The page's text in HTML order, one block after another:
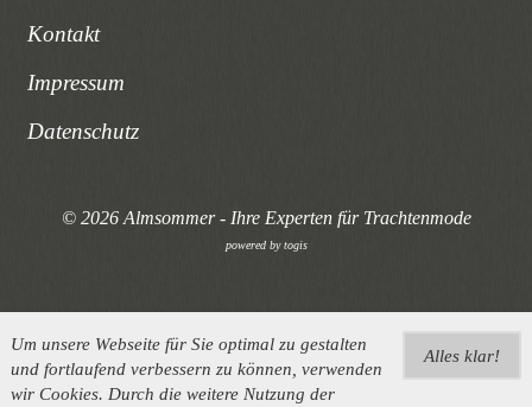
Kontakt
Impressum
Datenschutz
© 2026 Almsommer - Ihre Experten für Trachtenmode
powered bytogis
Alles klar!
Um unsere Webseite für Sie optimal zu gestalten
und fortlaufend verbessern zu können, verwenden
wir Cookies. Durch die weitere Nutzung der